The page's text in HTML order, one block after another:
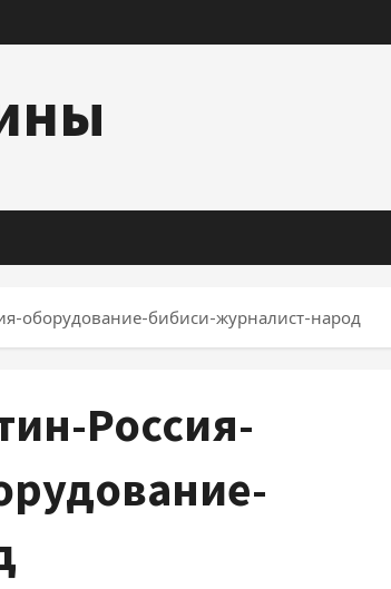
оборудование-бибиси-журналист-народ
Россия-